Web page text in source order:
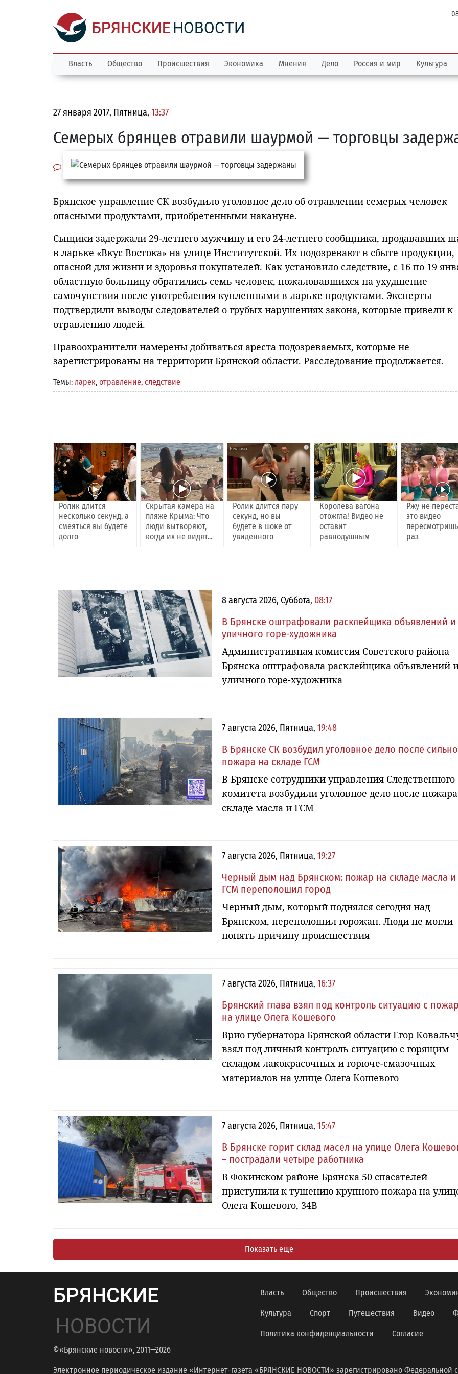
БРЯНСКИЕНОВОСТИ
Власть Общество Происшествия Экономика Мнения Дело Россия и мир Культура
27 января 2017, Пятница, 13:37
Семерых брянцев отравили шаурмой — торговцы
Брянское управление СК возбудило уголовное дело об отравлении семерых человек
опасными продуктами, приобретенными накануне.
Сыщики задержали 29-летнего мужчину и его 24-летнего сообщника, продававших
в ларьке «Вкус Востока» на улице Институтской. Их подозревают в сбыте продукции,
опасной для жизни и здоровья покупателей. Как установило следствие, с 16 по 19
областную больницу обратились семь человек, пожаловавшихся на ухудшение
самочувствия после употребления купленными в ларьке продуктами. Эксперты
подтвердили выводы следователей о грубых нарушениях закона, которые привели к
отравлению людей.
Правоохранители намерены добиваться ареста подозреваемых, которые не
зарегистрированы на территории Брянской области. Расследование продолжается.
Темы: ларек, отравление, следствие
i
Ролик длится
несколько секунд, а
смеяться вы будете
долго
i
Скрытая камера на
пляже Крыма: Что
люди вытворяют,
когда их не видят...
i
Ролик длится пару
секунд, но вы
будете в шоке от
увиденного
i
Королева вагона
отожгла! Видео не
оставит
равнодушным
Ржу не
это видео
раз
8 августа 2026, Суббота, 08:17
В Брянске оштрафовали расклейщика объявлений и
уличного горе-художника
Административная комиссия Советского района
Брянска оштрафовала расклейщика объявлений
уличного горе-художника
7 августа 2026, Пятница, 19:48
В Брянске СК возбудил уголовное дело после
пожара на складе ГСМ
В Брянске сотрудники управления Следственного
комитета возбудили уголовное дело после
складе масла и ГСМ
7 августа 2026, Пятница, 19:27
Черный дым над Брянском: пожар на складе масла и
ГСМ переполошил город
Черный дым, который поднялся сегодня над
Брянском, переполошил горожан. Люди не могли
понять причину происшествия
7 августа 2026, Пятница, 16:37
Брянский глава взял под контроль ситуацию с
на улице Олега Кошевого
Врио губернатора Брянской области Егор
взял под личный контроль ситуацию с горящим
складом лакокрасочных и горюче-смазочных
материалов на улице Олега Кошевого
7 августа 2026, Пятница, 15:47
В Брянске горит склад масел на улице Олега
– пострадали четыре работника
В Фокинском районе Брянска 50 спасателей
приступили к тушению крупного пожара на
Олега Кошевого, 34В
Показать еще
БРЯНСКИЕ
НОВОСТИ
©«Брянские новости», 2011—2026
Власть Общество Происшествия
Культура Спорт Путешествия Видео
Политика конфиденциальности Согласие
Электронное периодическое издание «Интернет-газета «БРЯНСКИЕ НОВОСТИ» зарегистрировано Федеральной